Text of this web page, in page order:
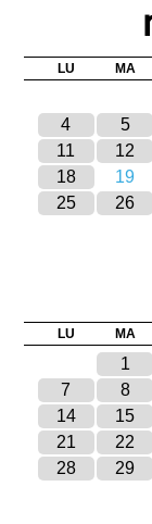
LU MA
4
5
11
12
18
19
25
26
LU MA
1
7
8
14
15
21
22
28
29